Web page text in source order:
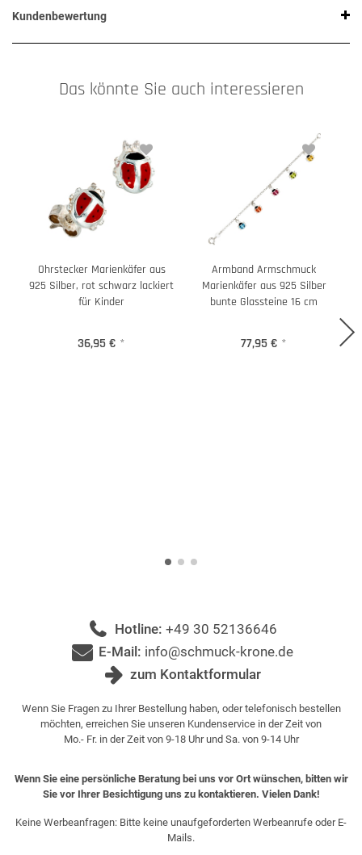
Kundenbewertung
Das könnte Sie auch interessieren
Ohrstecker Marienkäfer aus
925 Silber, rot schwarz lackiert
für Kinder
36,95 € *
Armband Armschmuck
Marienkäfer aus 925 Silber
bunte Glassteine 16 cm
77,95 € *
Hotline: +49 30 52136646
E-Mail: info@schmuck-krone.de
zum Kontaktformular
Wenn Sie Fragen zu Ihrer Bestellung haben, oder telefonisch bestellen
möchten, erreichen Sie unseren Kundenservice in der Zeit von
Mo.- Fr. in der Zeit von 9-18 Uhr und Sa. von 9-14 Uhr
Wenn Sie eine persönliche Beratung bei uns vor Ort wünschen, bitten wir
Sie vor Ihrer Besichtigung uns zu kontaktieren. Vielen Dank!
Keine Werbeanfragen: Bitte keine unaufgeforderten Werbeanrufe oder E-
Mails.